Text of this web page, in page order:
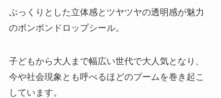
ぷっくりとした立体感とツヤツヤの透明感が魅力
のボンボンドロップシール。
子どもから大人まで幅広い世代で大人気となり、
今や社会現象とも呼べるほどのブームを巻き起こ
しています。